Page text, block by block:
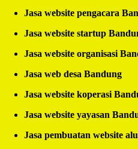
Jasa website pengacara
Jasa website startup
Jasa website organisasi
Jasa web desa Bandung
Jasa website koperasi
Jasa website yayasan
Jasa pembuatan website